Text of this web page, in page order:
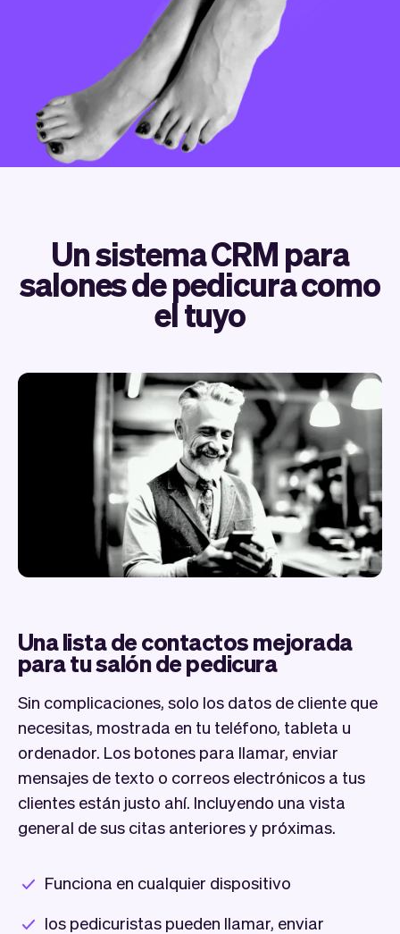
Un sistema CRM para
salones de pedicura como
el tuyo
Una lista de contactos mejorada
para tu salón de pedicura
Sin complicaciones, solo los datos de cliente que
necesitas, mostrada en tu teléfono, tableta u
ordenador. Los botones para llamar, enviar
mensajes de texto o correos electrónicos a tus
clientes están justo ahí. Incluyendo una vista
general de sus citas anteriores y próximas.
Funciona en cualquier dispositivo
los pedicuristas pueden llamar, enviar